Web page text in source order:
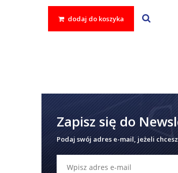
dodaj do koszyka
Zapisz się do
Podaj swój adres e-mail, jeżeli